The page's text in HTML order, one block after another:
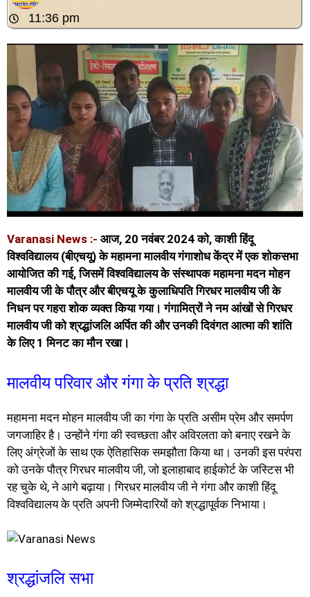
11:36 pm
Varanasi News :- आज, 20 नवंबर 2024 को, काशी हिंदू
विश्वविद्यालय (बीएचयू) के महामना मालवीय गंगाशोध केंद्र में एक शोकसभा
आयोजित की गई, जिसमें विश्वविद्यालय के संस्थापक महामना मदन मोहन
मालवीय जी के पौत्र और बीएचयू के कुलाधिपति गिरधर मालवीय जी के
निधन पर गहरा शोक व्यक्त किया गया। गंगामित्रों ने नम आंखों से गिरधर
मालवीय जी को श्रद्धांजलि अर्पित की और उनकी दिवंगत आत्मा की शांति
के लिए 1 मिनट का मौन रखा।
मालवीय परिवार और गंगा के प्रति श्रद्धा
महामना मदन मोहन मालवीय जी का गंगा के प्रति असीम प्रेम और समर्पण
जगजाहिर है। उन्होंने गंगा की स्वच्छता और अविरलता को बनाए रखने के
लिए अंग्रेजों के साथ एक ऐतिहासिक समझौता किया था। उनकी इस परंपरा
को उनके पौत्र गिरधर मालवीय जी, जो इलाहाबाद हाईकोर्ट के जस्टिस भी
रह चुके थे, ने आगे बढ़ाया। गिरधर मालवीय जी ने गंगा और काशी हिंदू
विश्वविद्यालय के प्रति अपनी जिम्मेदारियों को श्रद्धापूर्वक निभाया।
श्रद्धांजलि सभा